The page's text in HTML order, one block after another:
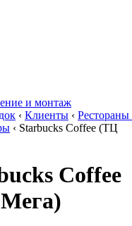
и монтаж
‹ Клиенты ‹ Рестораны
‹ Starbucks Coffee (ТЦ
Coffee